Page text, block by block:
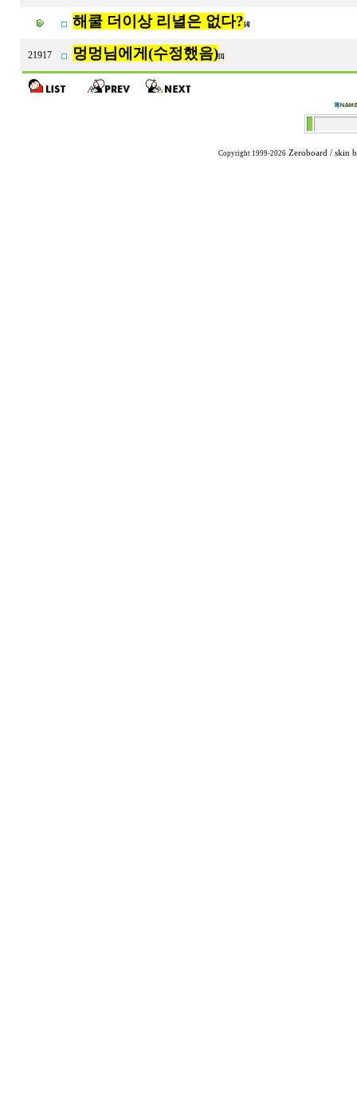
해쿨 더이상 리녈은 없다? [4]
21917 멍멍님에게(수정했음)[1]
Copyright 1999-2026 Zeroboard / skin